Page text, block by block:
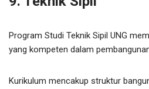
Program Studi Teknik Sipil UNG
yang kompeten dalam
Kurikulum mencakup struktur